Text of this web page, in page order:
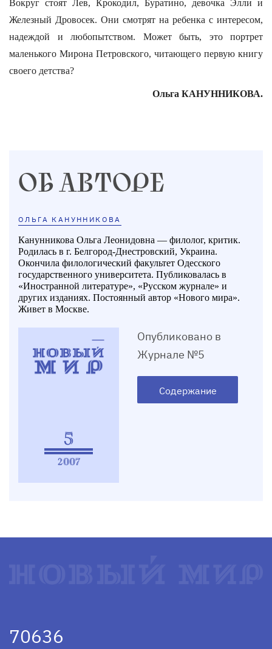
Вокруг стоят Лев, Крокодил, Буратино, девочка Элли и
Железный Дровосек. Они смотрят на ребенка с интересом,
надеждой и любопытством. Может быть, это портрет
маленького Мирона Петровского, читающего первую книгу
своего детства?
Ольга КАНУННИКОВА.
ОБ АВТОРЕ
ОЛЬГА КАНУННИКОВА
Канунникова Ольга Леонидовна — филолог, критик.
Родилась в г. Белгород-Днестровский, Украина.
Окончила филологический факультет Одесского
государственного университета. Публиковалась в
«Иностранной литературе», «Русском журнале» и
других изданиях. Постоянный автор «Нового мира».
Живет в Москве.
5
2007
Опубликовано в
Журнале №5
Содержание
70636